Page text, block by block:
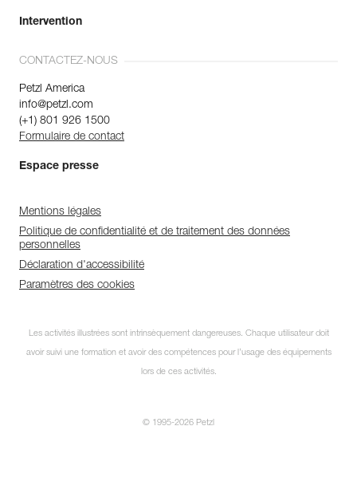
Intervention
CONTACTEZ-NOUS
Petzl America
info@petzl.com
(+1) 801 926 1500
Formulaire de contact
Espace presse
Mentions légales
Politique de confidentialité et de traitement des données
personnelles
Déclaration d'accessibilité
Paramètres des cookies
Les activités illustrées sont intrinsèquement dangereuses. Chaque utilisateur doit
avoir suivi une formation et avoir des compétences pour l’usage des équipements
lors de ces activités.
© 1995-2026 Petzl